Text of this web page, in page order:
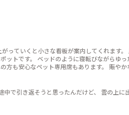
っていくと小さな看板が案内してくれます
ットです。 ベッドのように寝転びながらゆ
方も安心なペット専用席もあります。 賑や
引き返そうと思ったんだけど、 雲の上に出ちゃ